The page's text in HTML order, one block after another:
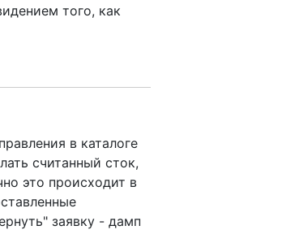
того, как
в каталоге
считанный сток,
это происходит в
заявку - дамп